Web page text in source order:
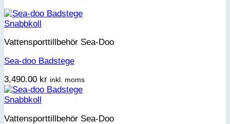
Snabbkoll
Vattensporttillbehör Sea-Doo
Sea-doo Badstege
3,490.00 kr inkl. moms
Snabbkoll
Vattensporttillbehör Sea-Doo